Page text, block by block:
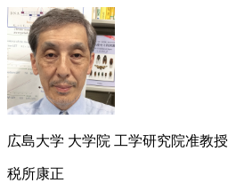
広島大学 大学院 工学研究院准教授
税所康正